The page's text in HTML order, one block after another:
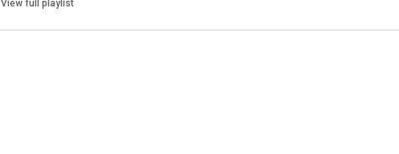
View full playlist